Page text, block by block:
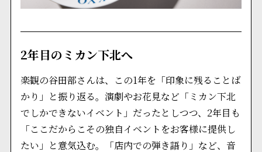
2年目のミカン下北へ
楽観の谷田部さんは、この1年を「印象に残ることば
かり」と振り返る。演劇やお花見など「ミカン下北
でしかできないイベント」だったとしつつ、2年目も
「ここだからこその独自イベントをお客様に提供し
たい」と意気込む。「店内での弾き語り」など、音